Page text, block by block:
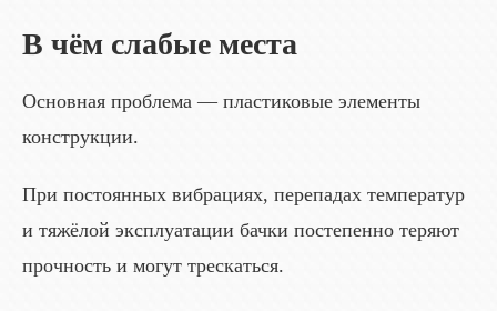
В чём слабые места
Основная проблема — пластиковые элементы
конструкции.
При постоянных вибрациях, перепадах температур
и тяжёлой эксплуатации бачки постепенно теряют
прочность и могут трескаться.